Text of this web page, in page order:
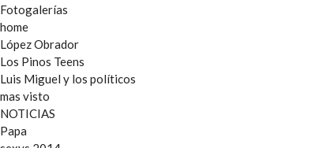
Fotogalerías
home
López Obrador
Los Pinos Teens
Luis Miguel y los políticos
mas visto
NOTICIAS
Papa